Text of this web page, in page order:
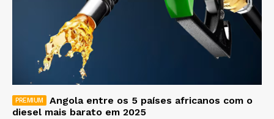
Angola entre os 5 países africanos com o
diesel mais barato em 2025